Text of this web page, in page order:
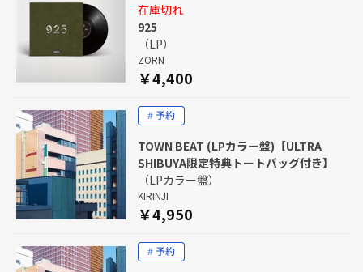
在庫切れ
925
（LP）
ZORN
￥4,400
TOWN BEAT (LPカラー盤)【ULTRA
SHIBUYA限定特典トートバッグ付き】
（LPカラー盤）
KIRINJI
￥4,950